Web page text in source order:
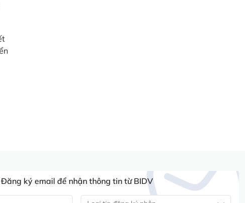
Đăng ký email để nhận thông tin từ BIDV